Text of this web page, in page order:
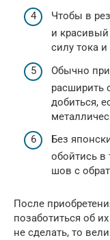
Чтобы в
и
силу тока
Обычно
расширить
добиться,
Без
обойтись в
шов с
После
позаботиться об
не сделать, то